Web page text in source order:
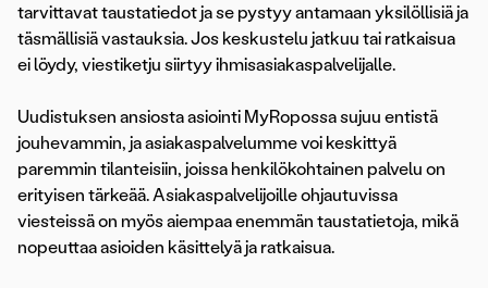
tarvittavat taustatiedot ja se pystyy antamaan yksilöllisiä ja
täsmällisiä vastauksia. Jos keskustelu jatkuu tai ratkaisua
ei löydy, viestiketju siirtyy ihmisasiakaspalvelijalle.
Uudistuksen ansiosta asiointi MyRopossa sujuu entistä
jouhevammin, ja asiakaspalvelumme voi keskittyä
paremmin tilanteisiin, joissa henkilökohtainen palvelu on
erityisen tärkeää. Asiakaspalvelijoille ohjautuvissa
viesteissä on myös aiempaa enemmän taustatietoja, mikä
nopeuttaa asioiden käsittelyä ja ratkaisua.